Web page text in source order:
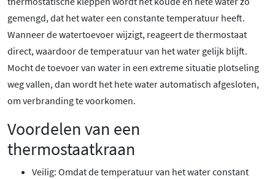
gemengd, dat het water een constante temperatuur heeft.
Wanneer de watertoevoer wijzigt, reageert de thermostaat
direct, waardoor de temperatuur van het water gelijk blijft.
Mocht de toevoer van water in een extreme situatie plotseling
weg vallen, dan wordt het hete water automatisch afgesloten,
om verbranding te voorkomen.
Voordelen van een
thermostaatkraan
Veilig: Omdat de temperatuur van het water constant